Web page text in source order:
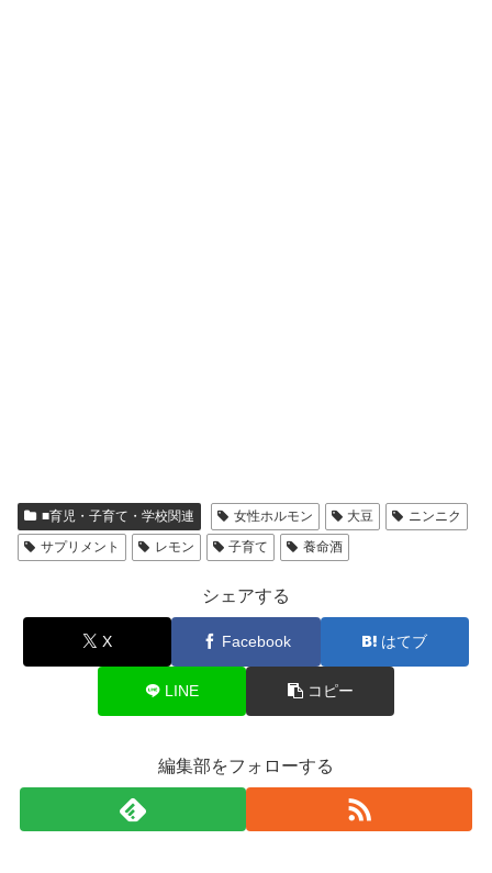
■育児・子育て・学校関連 女性ホルモン 大豆
ニンニク
サプリメント
レモン 子育て 養命酒
シェアする
X Facebook はてブ
LINE コピー
編集部をフォローする